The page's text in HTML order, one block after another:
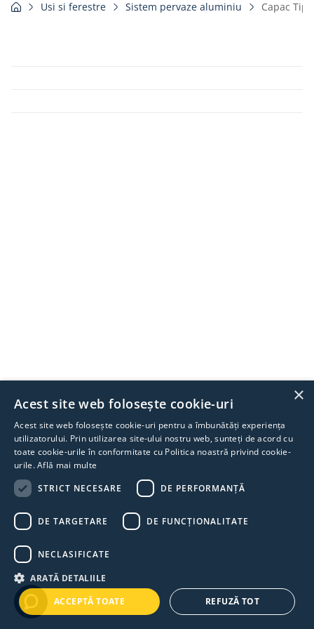
Usi si ferestre Sistem pervaze aluminiu Capac Tip
×
Acest site web folosește cookie-uri
Acest site web folosește cookie-uri pentru a îmbunătăți experiența
utilizatorului. Prin utilizarea site-ului nostru web, sunteți de acord cu
toate cookie-urile în conformitate cu Politica noastră privind cookie-
urile.Află mai multe
STRICT NECESARE
DE PERFORMANȚĂ
DE TARGETARE DE FUNCŢIONALITATE
NECLASIFICATE
ARATĂ DETALIILE
ACCEPTĂ TOATE
REFUZĂ TOT